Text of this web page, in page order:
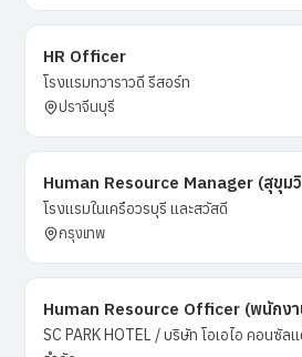
HR Officer
โรงแรมทวาราวดี รีสอร์ท
ปราจีนบุรี
Human Resource Manager (สุขุม
โรงแรมในเครือวรบุรี และสวัสดี
กรุงเทพ
Human Resource Officer (พนักง
SC PARK HOTEL / บริษัท โอเอไอ คอนซั